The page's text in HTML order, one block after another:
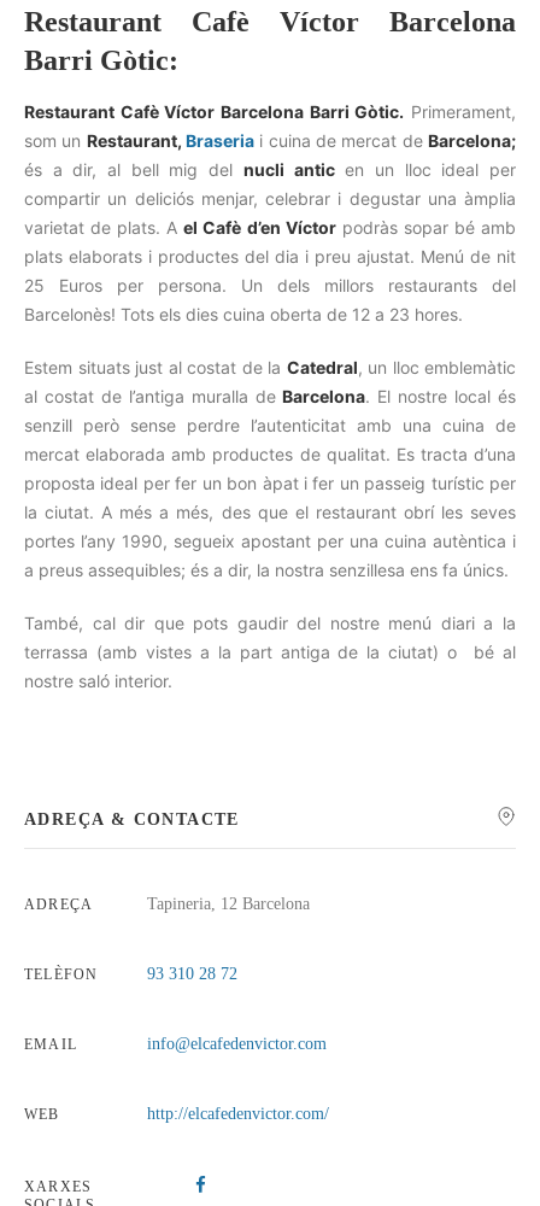
Restaurant Cafè Víctor Barcelona
Barri Gòtic:
Restaurant Cafè Víctor Barcelona Barri Gòtic. Primerament,
som un Restaurant,Braseria i cuina de mercat deBarcelona;
és a dir, al bell mig del nucli anticen un lloc ideal per
compartir un deliciós menjar, celebrar i degustar una àmplia
varietat de plats. Ael Cafè d’en Víctorpodràs sopar bé amb
plats elaborats i productes del dia i preu ajustat. Menú de nit
25 Euros per persona. Un dels millors restaurants del
Barcelonès! Tots els dies cuina oberta de 12 a 23 hores.
Estem situats just al costat de la Catedral, un lloc emblemàtic
al costat de l’antiga muralla deBarcelona. El nostre local és
senzill però sense perdre l’autenticitat amb una cuina de
mercat elaborada amb productes de qualitat. Es tracta d’una
proposta ideal per fer un bon àpat i fer un passeig turístic per
la ciutat. A més a més, des que el restaurant obrí les seves
portes l’any 1990, segueix apostant per una cuina autèntica i
a preus assequibles; és a dir, la nostra senzillesa ens fa únics.
També, cal dir que pots gaudir del nostre menú diari a la
terrassa (amb vistes a la part antiga de la ciutat) o bé al
nostre saló interior.
ADREÇA & CONTACTE
ADREÇA Tapineria, 12 Barcelona
TELÈFON 93 310 28 72
EMAIL info@elcafedenvictor.com
WEB http://elcafedenvictor.com/
XARXES